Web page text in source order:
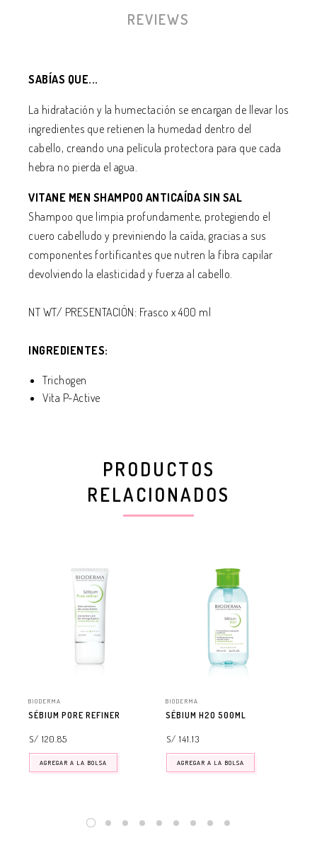
REVIEWS
SABÍAS QUE...
La hidratación y la humectación se encargan de llevar los
ingredientes que retienen la humedad dentro del
cabello, creando una película protectora para que cada
hebra no pierda el agua.
VITANE MEN SHAMPOO ANTICAÍDA SIN SAL
Shampoo que limpia profundamente, protegiendo el
cuero cabelludo y previniendo la caída, gracias a sus
componentes fortificantes que nutren la fibra capilar
devolviendo la elasticidad y fuerza al cabello.
NT WT/ PRESENTACIÓN: Frasco x 400 ml
INGREDIENTES:
Trichogen
Vita P-Active
PRODUCTOS
RELACIONADOS
BIODERMA
SÉBIUM PORE REFINER
S/ 120.85
AGREGAR A LA BOLSA
BIODERMA
SÉBIUM H2O 500ML
S/ 141.13
AGREGAR A LA BOLSA